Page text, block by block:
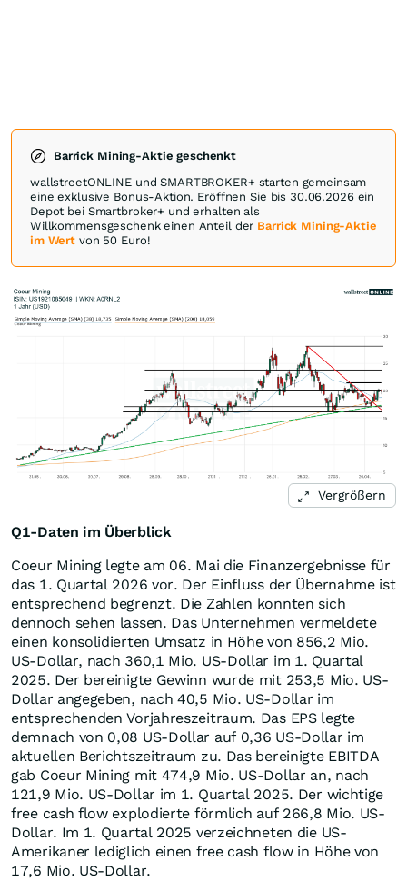
Barrick Mining-Aktie geschenkt
wallstreetONLINE und SMARTBROKER+ starten gemeinsam
eine exklusive Bonus-Aktion. Eröffnen Sie bis 30.06.2026 ein
Depot bei Smartbroker+ und erhalten als
Willkommensgeschenk einen Anteil der Barrick Mining-Aktie
im Wert von 50 Euro!
Vergrößern
Q1-Daten im Überblick
Coeur Mining legte am 06. Mai die Finanzergebnisse für
das 1. Quartal 2026 vor. Der Einfluss der Übernahme ist
entsprechend begrenzt. Die Zahlen konnten sich
dennoch sehen lassen. Das Unternehmen vermeldete
einen konsolidierten Umsatz in Höhe von 856,2 Mio.
US-Dollar, nach 360,1 Mio. US-Dollar im 1. Quartal
2025. Der bereinigte Gewinn wurde mit 253,5 Mio. US-
Dollar angegeben, nach 40,5 Mio. US-Dollar im
entsprechenden Vorjahreszeitraum. Das EPS legte
demnach von 0,08 US-Dollar auf 0,36 US-Dollar im
aktuellen Berichtszeitraum zu. Das bereinigte EBITDA
gab Coeur Mining mit 474,9 Mio. US-Dollar an, nach
121,9 Mio. US-Dollar im 1. Quartal 2025. Der wichtige
free cash flow explodierte förmlich auf 266,8 Mio. US-
Dollar. Im 1. Quartal 2025 verzeichneten die US-
Amerikaner lediglich einen free cash flow in Höhe von
17,6 Mio. US-Dollar.